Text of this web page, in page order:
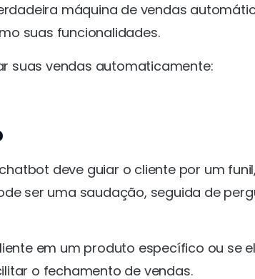
máquina de vendas
suas funcionalidades.
suas vendas automaticamente:
deve guiar o cliente por um
ser uma saudação, seguida de
em um produto específico ou se
o fechamento de vendas.